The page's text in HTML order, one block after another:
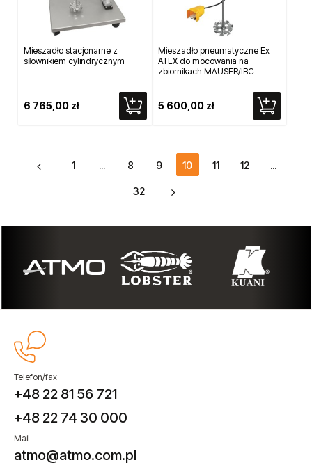
Mieszadło stacjonarne z
siłownikiem cylindrycznym
6 765,00 zł
Mieszadło pneumatyczne Ex
ATEX do mocowania na
zbiornikach MAUSER/IBC
5 600,00 zł
1 ... 8 9 10 11 12 ...
32
Telefon/fax
+48 22 81 56 721
+48 22 74 30 000
Mail
atmo@atmo.com.pl